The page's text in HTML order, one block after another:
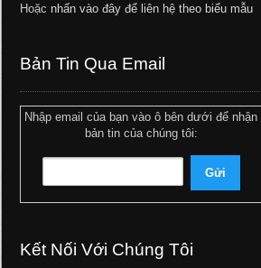
Hoặc nhấn vào đây để liên hệ theo biểu mẫu
Bản Tin Qua Email
Nhập email của bạn vào ô bên dưới để nhận
bản tin của chúng tôi:
Kết Nối Với Chúng Tôi